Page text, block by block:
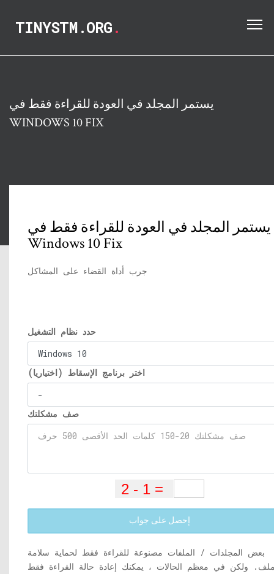
TINYSTM.ORG.
يستمر المجلد في العودة للقراءة فقط في
WINDOWS 10 FIX
يستمر المجلد في العودة للقراءة فقط في
Windows 10 Fix
جرب أداة القضاء على المشاكل
حدد نظام التشغيل
اختر برنامج الإسقاط (اختياريا)
صف مشكلتك
إحصل على جواب
بعض المجلدات / الملفات مصنوعة للقراءة فقط لحماية سلامة
ولكن في معظم الحالات ، يمكنك إعادة حالة القراءة فقط